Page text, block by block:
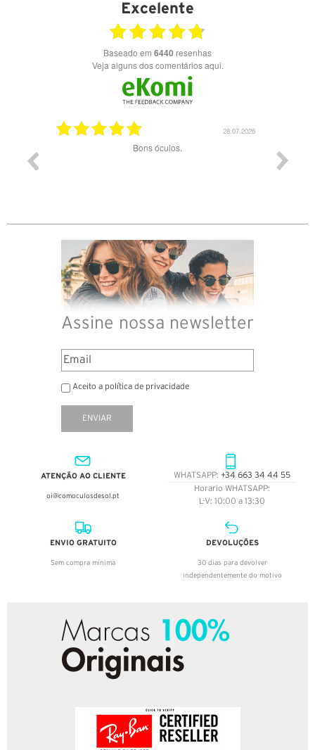
Excelente
Baseado em 6440 resenhas
Veja alguns dos comentários aqui.
28.07.2026
Bons óculos.
Assine nossa newsletter
Aceito a política de privacidade
ENVIAR
ATENÇÃO AO CLIENTE
oi@comoculosdesol.pt
WHATSAPP: +34 663 34 44 55
Horario WHATSAPP:
L-V: 10:00 a 13:30
ENVIO GRATUITO
Sem compra mínima
DEVOLUÇÕES
30 dias para devolver
independentemente do motivo